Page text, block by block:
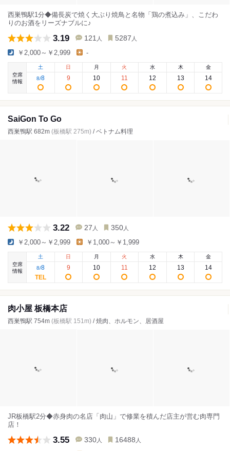
西巣鴨駅1分◆備長炭で焼く大ぶり焼鳥と名物「鶏の煮込み」、こだわ
りのお酒をリーズナブルに♪
3.19 121 人 5287 人
￥2,000～￥2,999 -
空席
情報
土
8/8
日
9
月
10
火
11
水
12
木
13
金
14
SaiGon To Go
西巣鴨駅 682m (板橋駅 275m) / ベトナム料理
3.22 27 人 350 人
￥2,000～￥2,999 ￥1,000～￥1,999
空席
情報
土
8/8
日
9
月
10
火
11
水
12
木
13
金
14
肉小屋 板橋本店
西巣鴨駅 754m (板橋駅 151m) / 焼肉、ホルモン、居酒屋
JR板橋駅2分◆赤身肉の名店「肉山」で修業を積んだ店主が営む肉専門
店！
3.55 330 人 16488 人